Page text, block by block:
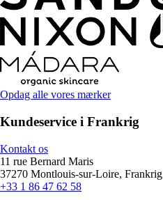
Opdag alle vores mærker
Kundeservice i Frankrig
Kontakt os
11 rue Bernard Maris
37270 Montlouis-sur-Loire, Frankrig
+33 1 86 47 62 58